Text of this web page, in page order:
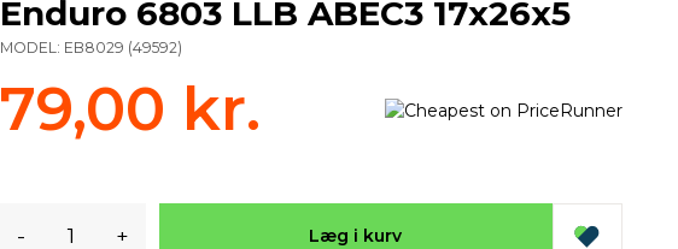
Enduro 6803 LLB ABEC3 17x26x5
MODEL: EB8029 (49592)
79,00 kr.
- + Læg i kurv